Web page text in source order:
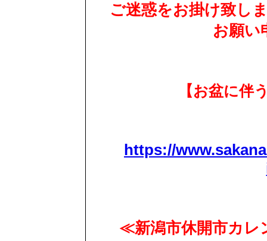
ご迷惑をお掛け致し
お願い
【お盆に伴
https://
≪新潟市休開市カレ